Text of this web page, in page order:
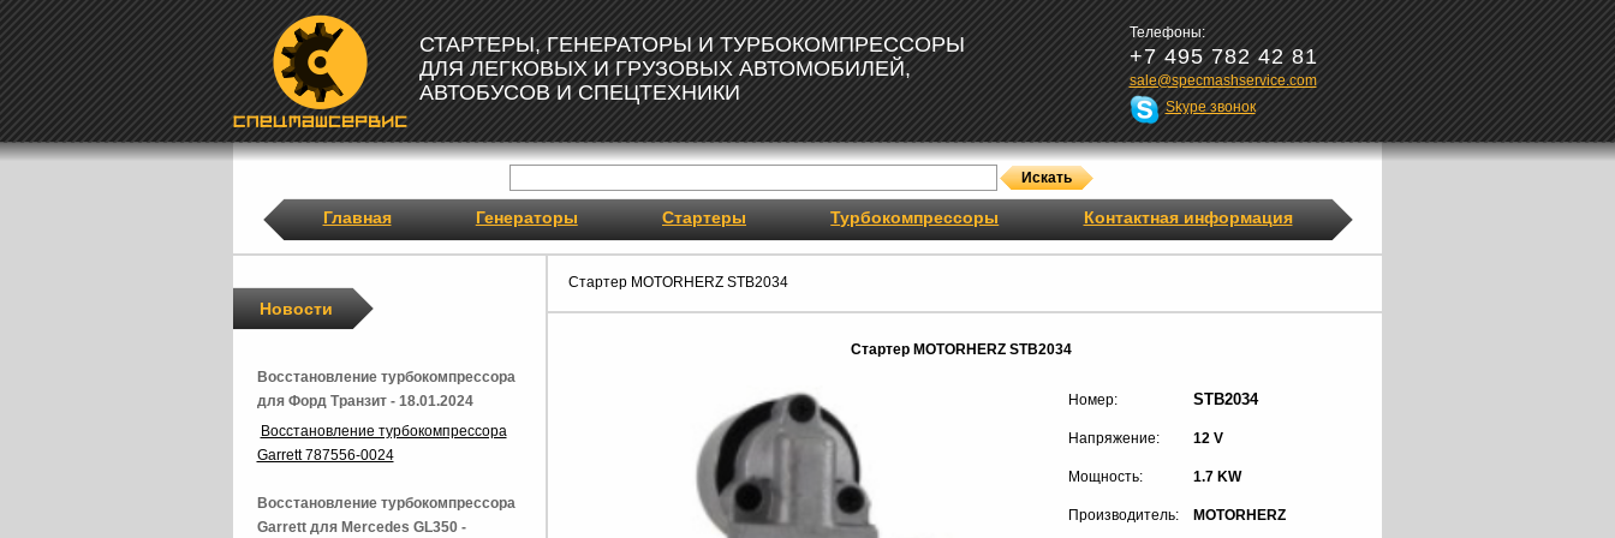
СТАРТЕРЫ, ГЕНЕРАТОРЫ И ТУРБОКОМПРЕССОРЫ
ДЛЯ ЛЕГКОВЫХ И ГРУЗОВЫХ АВТОМОБИЛЕЙ,
АВТОБУСОВ И СПЕЦТЕХНИКИ
Телефоны:
+7 495 782 42 81
sale@specmashservice.com
Skype звонок
Главная Генераторы Стартеры Турбокомпрессоры Контактная информация
Стартер MOTORHERZ STB2034
Стартер MOTORHERZ STB2034
Номер: STB2034
Напряжение: 12 V
Мощность: 1.7 KW
Производитель: MOTORHERZ
Новости
Восстановление турбокомпрессора
для Форд Транзит - 18.01.2024
Восстановление турбокомпрессора
Garrett 787556-0024
Восстановление турбокомпрессора
Garrett для Mercedes GL350 -